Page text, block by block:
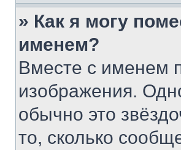
» Как я могу
именем?
Вместе с именем
изображения.
обычно это
то, сколько